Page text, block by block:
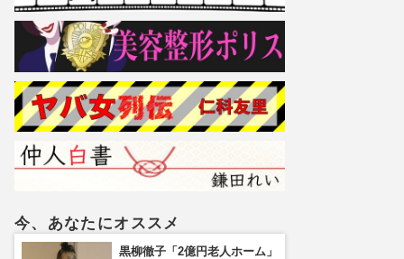
今、あなたにオススメ
黒柳徹子「2億円老人ホーム」